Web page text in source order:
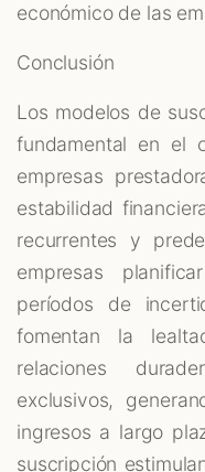
económico de las
Conclusión
Los modelos de
fundamental en el
empresas
estabilidad
recurrentes y
empresas
períodos de
fomentan la
relaciones
exclusivos,
ingresos a largo
suscripción